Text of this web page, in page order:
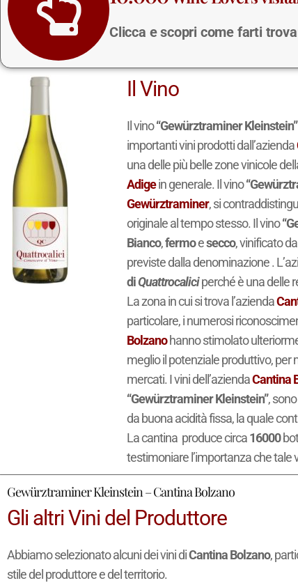
Clicca e scopri come farti
Il Vino
Il vino“Gewürztraminer Kleinstein”
importanti vini prodotti dall’azienda
una delle più belle zone vinicole
Adigein generale. Il vino
Gewürztraminer, si
originale al tempo stesso. Il vino
Bianco,fermoesecco, vinificato
previste dalla denominazione .
diQuattrocaliciperché è una delle
La zona in cui si trova l’azienda
particolare, i numerosi
Bolzanohanno stimolato
meglio il potenziale produttivo,
mercati. I vini dell’aziendaCantina
“Gewürztraminer Kleinstein”,
da buona acidità fissa, la quale
La cantina produce circa16000
testimoniare l’importanza che tale
Gewürztraminer Kleinstein – Cantina Bolzano
Gli altri Vini del Produttore
Abbiamo selezionato alcuni dei vini diCantina Bolzano,
stile del produttore e del territorio.